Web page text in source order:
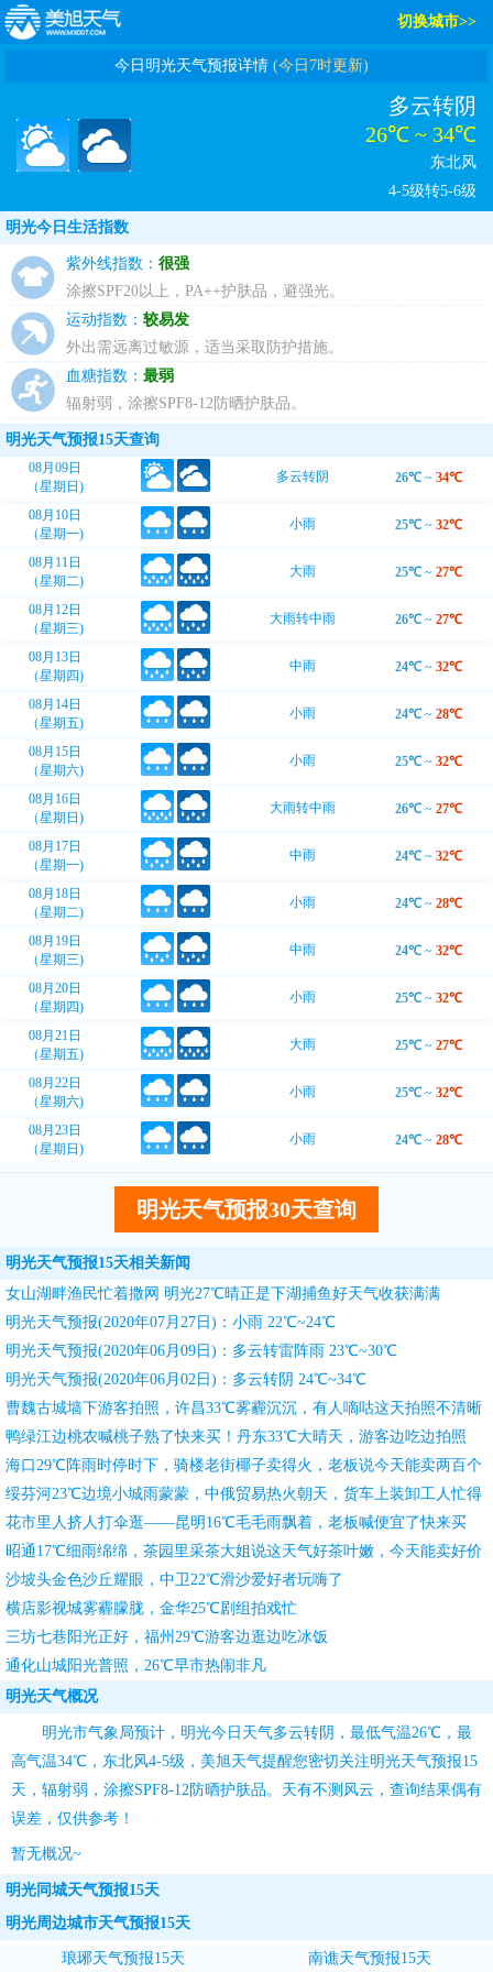
切换城市>>
今日明光天气预报详情(今日7时更新)
多云转阴
26℃ ~ 34℃
东北风
4-5级转5-6级
明光今日生活指数
紫外线指数： 很强
涂擦SPF20以上，PA++护肤品，避强光。
运动指数： 较易发
外出需远离过敏源，适当采取防护措施。
血糖指数： 最弱
辐射弱，涂擦SPF8-12防晒护肤品。
明光天气预报15天查询
08月09日
（星期日)
多云转阴 26℃ ~ 34℃
08月10日
（星期一)
小雨 25℃ ~ 32℃
08月11日
（星期二)
大雨 25℃ ~ 27℃
08月12日
（星期三)
大雨转中雨 26℃ ~ 27℃
08月13日
（星期四)
中雨 24℃ ~ 32℃
08月14日
（星期五)
小雨 24℃ ~ 28℃
08月15日
（星期六)
小雨 25℃ ~ 32℃
08月16日
（星期日)
大雨转中雨 26℃ ~ 27℃
08月17日
（星期一)
中雨 24℃ ~ 32℃
08月18日
（星期二)
小雨 24℃ ~ 28℃
08月19日
（星期三)
中雨 24℃ ~ 32℃
08月20日
（星期四)
小雨 25℃ ~ 32℃
08月21日
（星期五)
大雨 25℃ ~ 27℃
08月22日
（星期六)
小雨 25℃ ~ 32℃
08月23日
（星期日)
小雨 24℃ ~ 28℃
明光天气预报30天查询
明光天气预报15天相关新闻
女山湖畔渔民忙着撒网 明光27℃晴正是下湖捕鱼好天气收获满满
明光天气预报(2020年07月27日)：小雨 22℃~24℃
明光天气预报(2020年06月09日)：多云转雷阵雨 23℃~30℃
明光天气预报(2020年06月02日)：多云转阴 24℃~34℃
曹魏古城墙下游客拍照，许昌33℃雾霾沉沉，有人嘀咕这天拍照不清晰
鸭绿江边桃农喊桃子熟了快来买！丹东33℃大晴天，游客边吃边拍照
海口29℃阵雨时停时下，骑楼老街椰子卖得火，老板说今天能卖两百个
绥芬河23℃边境小城雨蒙蒙，中俄贸易热火朝天，货车上装卸工人忙得
团团转
花市里人挤人打伞逛——昆明16℃毛毛雨飘着，老板喊便宜了快来买
昭通17℃细雨绵绵，茶园里采茶大姐说这天气好茶叶嫩，今天能卖好价
钱
沙坡头金色沙丘耀眼，中卫22℃滑沙爱好者玩嗨了
横店影视城雾霾朦胧，金华25℃剧组拍戏忙
三坊七巷阳光正好，福州29℃游客边逛边吃冰饭
通化山城阳光普照，26℃早市热闹非凡
明光天气概况
明光市气象局预计，明光今日天气多云转阴，最低气温26℃，最
高气温34℃，东北风4-5级， 美旭天气提醒您密切关注明光天气预报15
天 ，辐射弱，涂擦SPF8-12防晒护肤品。天有不测风云，查询结果偶有
误差，仅供参考！
暂无概况~
明光同城天气预报15天
明光周边城市天气预报15天
琅琊天气预报15天 南谯天气预报15天